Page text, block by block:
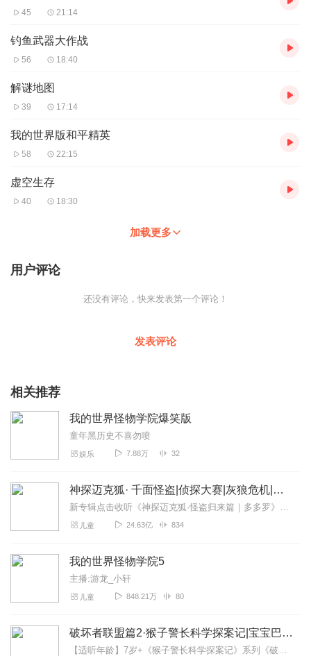
45 21:14
钓鱼武器大作战
56 18:40
解谜地图
39 17:14
我的世界版和平精英
58 22:15
虚空生存
40 18:30
加载更多
用户评论
还没有评论，快来发表第一个评论！
发表评论
相关推荐
我的世界怪物学院爆笑版
童年黑历史不喜勿喷
娱乐 7.88万 32
神探迈克狐· 千面怪盗|侦探大赛|灰狼危机|多多罗
新专辑点击收听《神探迈克狐·怪盗归来篇｜多多罗》！！！>>>点击进入主播橱窗购买《神探迈克狐》系列图书吧!<<<多多罗故事【点击前往】收听多多罗其他好玩有趣的故...
儿童 24.63亿 834
我的世界怪物学院5
主播:游龙_小轩
儿童 848.21万 80
破坏者联盟篇2·猴子警长科学探案记|宝宝巴士故事
【适听年龄】7岁+《猴子警长科学探案记》系列《破坏者联盟篇1·猴子警长科学探案记》>>>《破坏者联盟篇2·猴子警长科学探案记》>>>《破坏者联盟篇3·猴子警长科...